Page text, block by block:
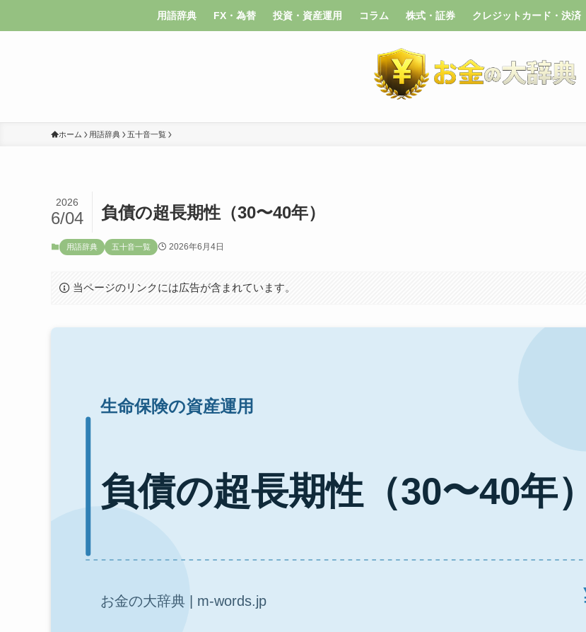
用語辞典 FX・為替 投資・資産運用 コラム 株式・証券 クレジットカード・決済
ホーム 用語辞典 五十音一覧
負債の超長期性（30〜40年）
2026
6/04
用語辞典 五十音一覧 2026年6月4日
当ページのリンクには広告が含まれています。